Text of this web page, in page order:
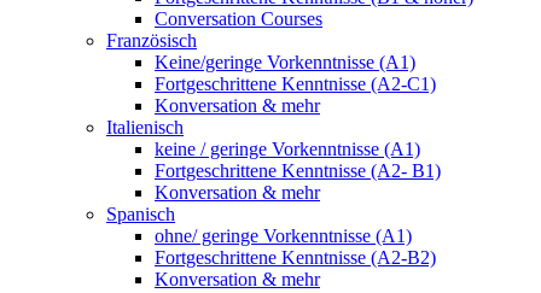
Conversation Courses
Französisch
Keine/geringe Vorkenntnisse (A1)
Fortgeschrittene Kenntnisse (A2-C1)
Konversation & mehr
Italienisch
keine / geringe Vorkenntnisse (A1)
Fortgeschrittene Kenntnisse (A2- B1)
Konversation & mehr
Spanisch
ohne/ geringe Vorkenntnisse (A1)
Fortgeschrittene Kenntnisse (A2-B2)
Konversation & mehr